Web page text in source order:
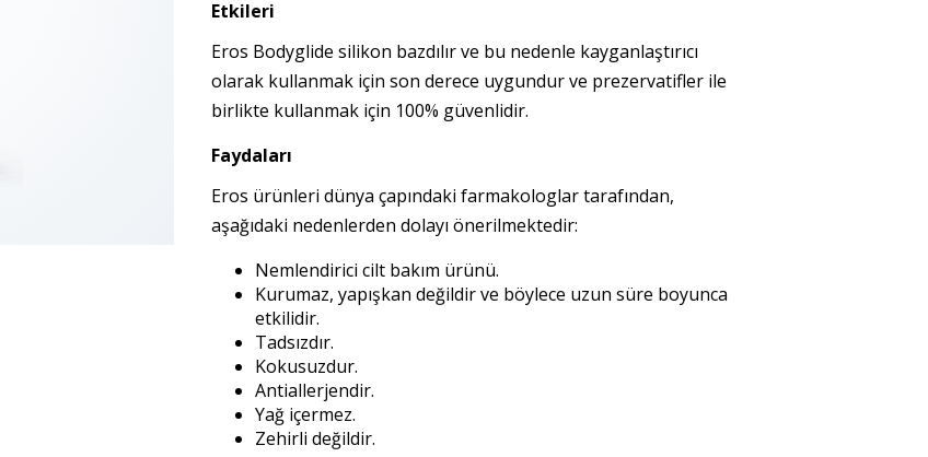
Etkileri
Eros Bodyglide silikon bazdılır ve bu nedenle kayganlaştırıcı
olarak kullanmak için son derece uygundur ve prezervatifler ile
birlikte kullanmak için 100% güvenlidir.
Faydaları
Eros ürünleri dünya çapındaki farmakologlar tarafından,
aşağıdaki nedenlerden dolayı önerilmektedir:
Nemlendirici cilt bakım ürünü.
Kurumaz, yapışkan değildir ve böylece uzun süre boyunca
etkilidir.
Tadsızdır.
Kokusuzdur.
Antiallerjendir.
Yağ içermez.
Zehirli değildir.